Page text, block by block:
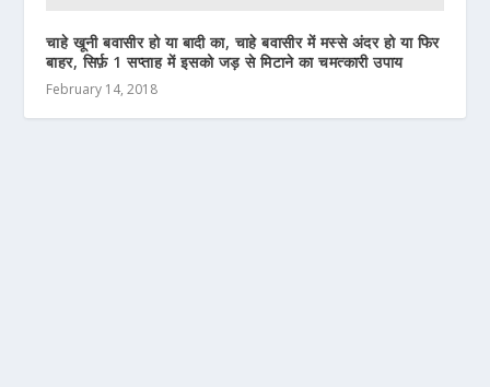
चाहे खूनी बवासीर हो या बादी का, चाहे बवासीर में मस्से अंदर हो या फिर
बाहर, सिर्फ़ 1 सप्ताह में इसको जड़ से मिटाने का चमत्कारी उपाय
February 14, 2018